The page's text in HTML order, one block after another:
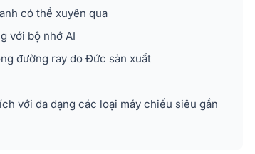
có thể xuyên qua
với bộ nhớ AI
đường ray do Đức sản xuất
với đa dạng các loại máy chiếu siêu gần